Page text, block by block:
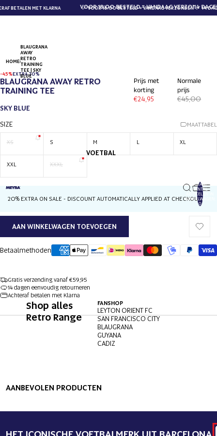
BETALEN MET KLARNA VOOR 18:00 BESTELD = VANDAAG VERZONDEN
VOOR 18:00 BESTELD = VANDAAG VERZONDEN
14
14
VOETBAL
Shop alles
Retro Range
FANSHOP
LEYTON ORIENT FC
SAN FRANCISCO CITY
BLAUGRANA
GUYANA
CADIZ
TOTAAL
AANTAL
ARTIKELEN IN
WINKELWAGEN:
0
HOME
BLAUGRANA
AWAY
RETRO
TRAINING
TEE | SKY
BLUE
IN
IN
-45%EXTRA 20%
BLAUGRANA AWAY RETRO
TRAINING TEE
Prijs met
korting
€24,95
Normale
prijs
€45,00
SKY BLUE
SIZE
MAATTABEL
XS S M L XL
XXL XXXL
20% EXTRA ON SALE - DISCOUNT AUTOMATICALLY APPLIED AT CHECKOUT
AAN WINKELWAGEN TOEVOEGEN
Betaalmethoden
Gratis verzending vanaf €59,95
14 dagen eenvoudig retourneren
Achteraf betalen met Klarna
AANBEVOLEN PRODUCTEN